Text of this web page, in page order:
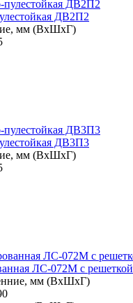
ДВ2П2
мм (ВхШхГ)
ДВ3П3
мм (ВхШхГ)
ЛС-072М с решеткой
мм (ВхШхГ)